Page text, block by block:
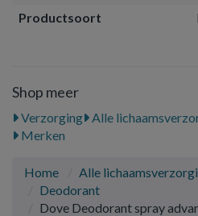
Productsoort
Shop meer
Verzorging Alle
Merken
Home Alle
Deodorant
Dove Deodorant spray